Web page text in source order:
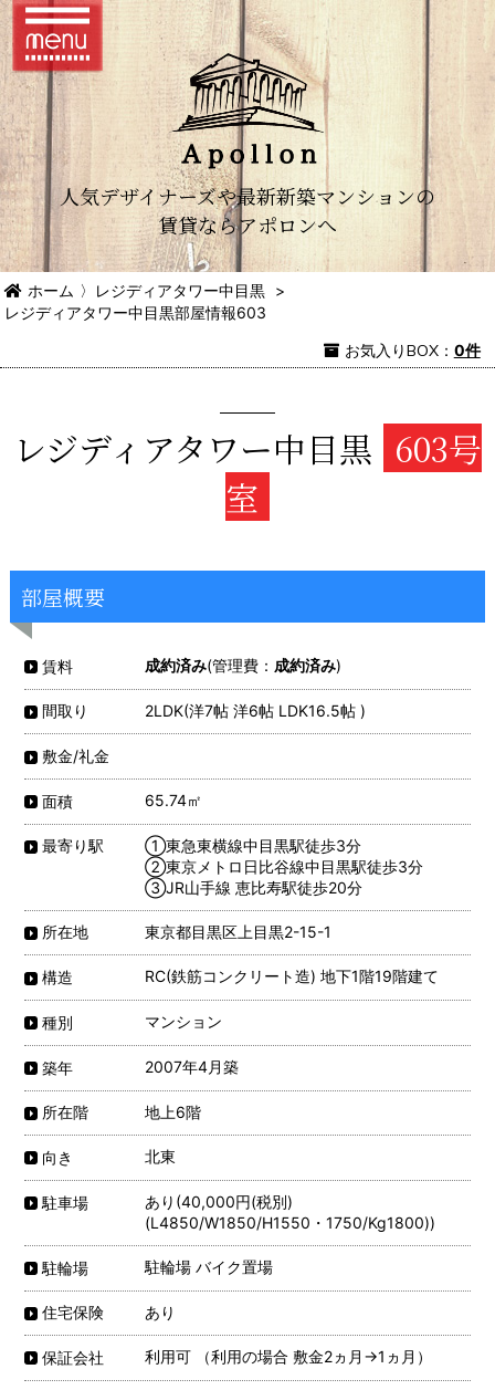
人気デザイナーズや最新新築マンションの
賃貸ならアポロンへ
ホーム 〉 レジディアタワー中目黒 >
レジディアタワー中目黒部屋情報603
お気入りBOX： 0件
レジディアタワー中目黒 603号
室
部屋概要
賃料 成約済み(管理費： 成約済み)
間取り 2LDK(洋7帖 洋6帖 LDK16.5帖 )
敷金/礼金
面積 65.74㎡
最寄り駅
①東急東横線中目黒駅徒歩3分
②東京メトロ日比谷線中目黒駅徒歩3分
③JR山手線 恵比寿駅徒歩20分
所在地 東京都目黒区上目黒2-15-1
構造 RC(鉄筋コンクリート造) 地下1階19階建て
種別 マンション
築年 2007年4月築
所在階 地上6階
向き 北東
駐車場
あり(40,000円(税別)
(L4850/W1850/H1550・1750/Kg1800))
駐輪場 駐輪場 バイク置場
住宅保険 あり
保証会社 利用可 （利用の場合 敷金2ヵ月→1ヵ月）